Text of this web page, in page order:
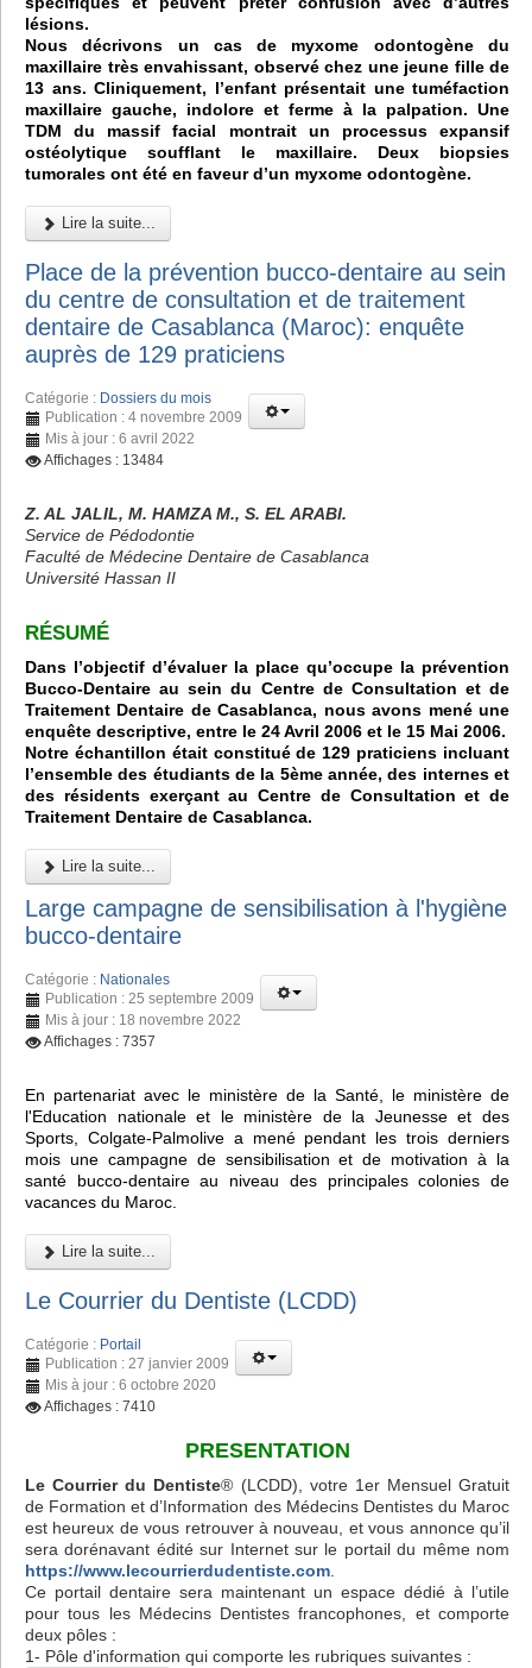
lésions.
Nous décrivons un cas de myxome odontogène du
maxillaire très envahissant, observé chez une jeune fille de
13 ans. Cliniquement, l’enfant présentait une tuméfaction
maxillaire gauche, indolore et ferme à la palpation. Une
TDM du massif facial montrait un processus expansif
ostéolytique soufflant le maxillaire. Deux biopsies
tumorales ont été en faveur d’un myxome odontogène.
Lire la suite...
Place de la prévention bucco-dentaire au sein
du centre de consultation et de traitement
dentaire de Casablanca (Maroc): enquête
auprès de 129 praticiens
Catégorie : Dossiers du mois
Publication : 4 novembre 2009
Mis à jour : 6 avril 2022
Affichages : 13484
Z. AL JALIL, M. HAMZA M., S. EL ARABI.
Service de Pédodontie
Faculté de Médecine Dentaire de Casablanca
Université Hassan II
RÉSUMÉ
Dans l’objectif d’évaluer la place qu’occupe la prévention
Bucco-Dentaire au sein du Centre de Consultation et de
Traitement Dentaire de Casablanca, nous avons mené une
enquête descriptive, entre le 24 Avril 2006 et le 15 Mai 2006.
Notre échantillon était constitué de 129 praticiens incluant
l’ensemble des étudiants de la 5ème année, des internes et
des résidents exerçant au Centre de Consultation et de
Traitement Dentaire de Casablanca.
Lire la suite...
Large campagne de sensibilisation à l'hygiène
bucco-dentaire
Catégorie : Nationales
Publication : 25 septembre 2009
Mis à jour : 18 novembre 2022
Affichages : 7357
En partenariat avec le ministère de la Santé, le ministère de
l'Education nationale et le ministère de la Jeunesse et des
Sports, Colgate-Palmolive a mené pendant les trois derniers
mois une campagne de sensibilisation et de motivation à la
santé bucco-dentaire au niveau des principales colonies de
vacances du Maroc.
Lire la suite...
Le Courrier du Dentiste (LCDD)
Catégorie : Portail
Publication : 27 janvier 2009
Mis à jour : 6 octobre 2020
Affichages : 7410
PRESENTATION
Le Courrier du Dentiste® (LCDD), votre 1er Mensuel Gratuit
de Formation et d’Information des Médecins Dentistes du Maroc
est heureux de vous retrouver à nouveau, et vous annonce qu’il
sera dorénavant édité sur Internet sur le portail du même nom
https://www.lecourrierdudentiste.com
Ce portail dentaire sera maintenant un espace dédié à l’utile
pour tous les Médecins Dentistes francophones, et comporte
deux pôles :
1- Pôle d'information qui comporte les rubriques suivantes :